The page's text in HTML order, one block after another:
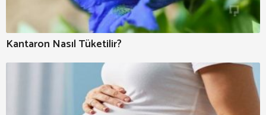
Kantaron Nasıl Tüketilir?